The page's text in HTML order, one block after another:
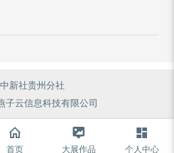
新社贵州分社
子云信息科技有限公司
首页 大展作品 个人中心